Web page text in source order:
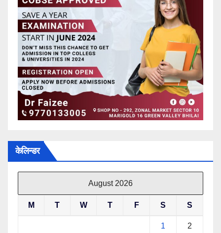
केलिन्डर
August 2026
M T W T F S S
1 2